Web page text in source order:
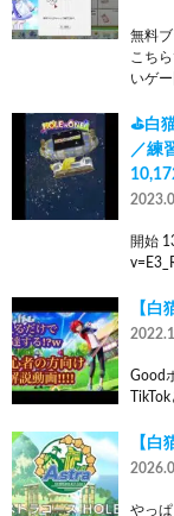
無料
こち
いゲ
⛳白
／練
開始
【白
Good
【白
やっ